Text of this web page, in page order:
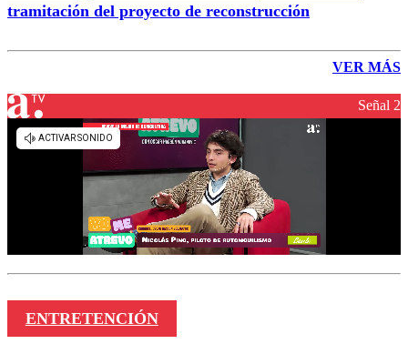
tramitación del proyecto de reconstrucción
VER MÁS
Señal 2
ENTRETENCIÓN